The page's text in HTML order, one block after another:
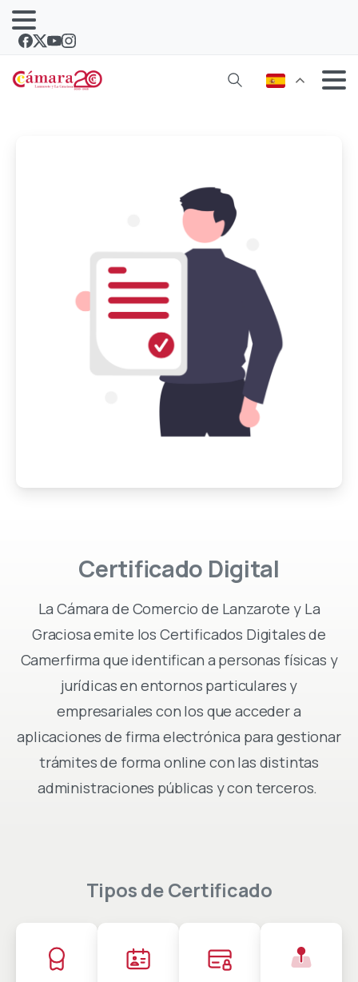
Certificado Digital
La Cámara de Comercio de Lanzarote y La
Graciosa emite los Certificados Digitales de
Camerfirma que identifican a personas físicas y
jurídicas en entornos particulares y
empresariales con los que acceder a
aplicaciones de firma electrónica para gestionar
trámites de forma online con las distintas
administraciones públicas y con terceros.
TiposdeCertificado